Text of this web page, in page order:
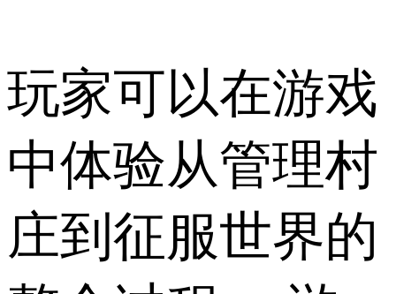
玩家可以在游戏
中体验从管理村
庄到征服世界的